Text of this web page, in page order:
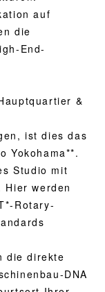
auf
die
End-
&
ist dies das
Yokohama**.
Studio mit
werden
Rotary-
die direkte
DNA